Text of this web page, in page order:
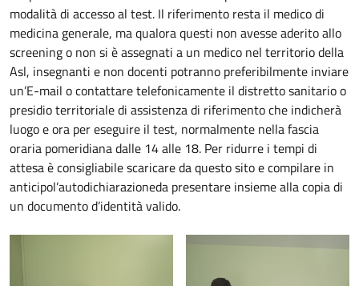
modalità di accesso al test. Il riferimento resta il medico di
medicina generale, ma qualora questi non avesse aderito allo
screening o non si è assegnati a un medico nel territorio della
Asl, insegnanti e non docenti potranno preferibilmente inviare
un’E-mail o contattare telefonicamente il distretto sanitario o
presidio territoriale di assistenza di riferimento che indicherà
luogo e ora per eseguire il test, normalmente nella fascia
oraria pomeridiana dalle 14 alle 18. Per ridurre i tempi di
attesa è consigliabile scaricare da questo sito e compilare in
anticipol’autodichiarazioneda presentare insieme alla copia di
un documento d’identità valido.